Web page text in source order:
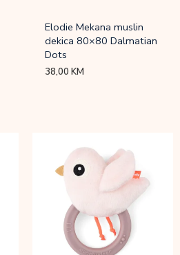
Elodie Mekana muslin
dekica 80×80 Dalmatian
Dots
38,00KM